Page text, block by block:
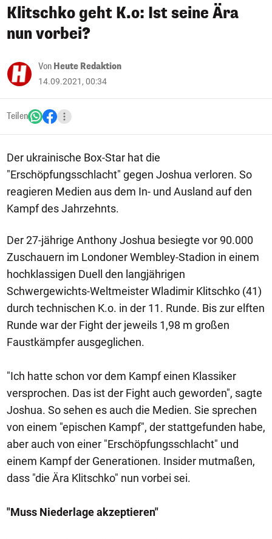
Klitschko geht K.o: Ist seine Ära
nun vorbei?
Von Heute Redaktion
14.09.2021, 00:34
Teilen
Der ukrainische Box-Star hat die
"Erschöpfungsschlacht" gegen Joshua verloren. So
reagieren Medien aus dem In- und Ausland auf den
Kampf des Jahrzehnts.
Der 27-jährige Anthony Joshua besiegte vor 90.000
Zuschauern im Londoner Wembley-Stadion in einem
hochklassigen Duell den langjährigen
Schwergewichts-Weltmeister Wladimir Klitschko (41)
durch technischen K.o. in der 11. Runde. Bis zur elften
Runde war der Fight der jeweils 1,98 m großen
Faustkämpfer ausgeglichen.
"Ich hatte schon vor dem Kampf einen Klassiker
versprochen. Das ist der Fight auch geworden", sagte
Joshua. So sehen es auch die Medien. Sie sprechen
von einem "epischen Kampf", der stattgefunden habe,
aber auch von einer "Erschöpfungsschlacht" und
einem Kampf der Generationen. Insider mutmaßen,
dass "die Ära Klitschko" nun vorbei sei.
"Muss Niederlage akzeptieren"